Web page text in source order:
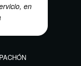
en